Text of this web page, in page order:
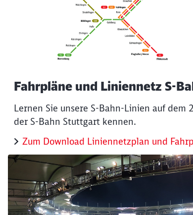
Fahrpläne und Liniennetz S-
Lernen Sie unsere S-Bahn-Linien auf dem
der S-Bahn Stuttgart kennen.
Zum Download Liniennetzplan und